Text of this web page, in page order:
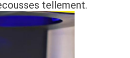
tellement.